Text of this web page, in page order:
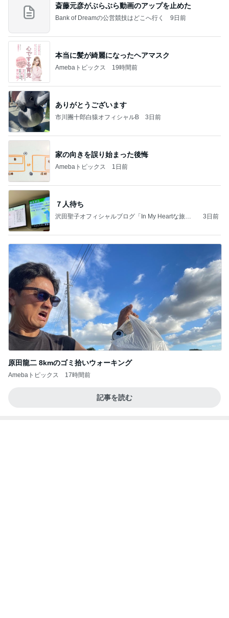
斎藤元彦がぶらぶら動画のアップを止めた
Bank of Dreamの公営競技はどこへ行く 9日前
本当に髪が綺麗になったヘアマスク
Amebaトピックス 19時間前
ありがとうございます
市川團十郎白猿オフィシャルB 3日前
家の向きを誤り始まった後悔
Amebaトピックス 1日前
７人待ち
沢田聖子オフィシャルブログ「In My Heartな旅日
3日前
原田龍二 8kmのゴミ拾いウォーキング
Amebaトピックス 17時間前
記事を読む